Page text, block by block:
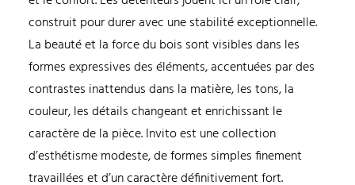
construit pour durer avec une stabilité exceptionnelle.
La beauté et la force du bois sont visibles dans les
formes expressives des éléments, accentuées par des
contrastes inattendus dans la matière, les tons, la
couleur, les détails changeant et enrichissant le
caractère de la pièce. Invito est une collection
d’esthétisme modeste, de formes simples finement
travaillées et d’un caractère définitivement fort.